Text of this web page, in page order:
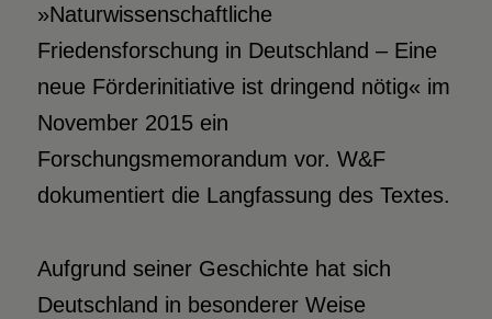
»Naturwissenschaftliche
Friedensforschung in Deutschland – Eine
neue Förderinitiative ist dringend nötig« im
November 2015 ein
Forschungsmemorandum vor. W&F
dokumentiert die Langfassung des Textes.
Aufgrund seiner Geschichte hat sich
Deutschland in besonderer Weise